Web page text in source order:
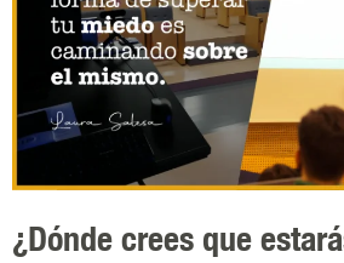
¿Dónde crees que